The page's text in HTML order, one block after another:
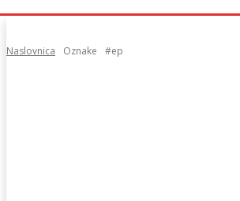
Naslovnica Oznake #ep